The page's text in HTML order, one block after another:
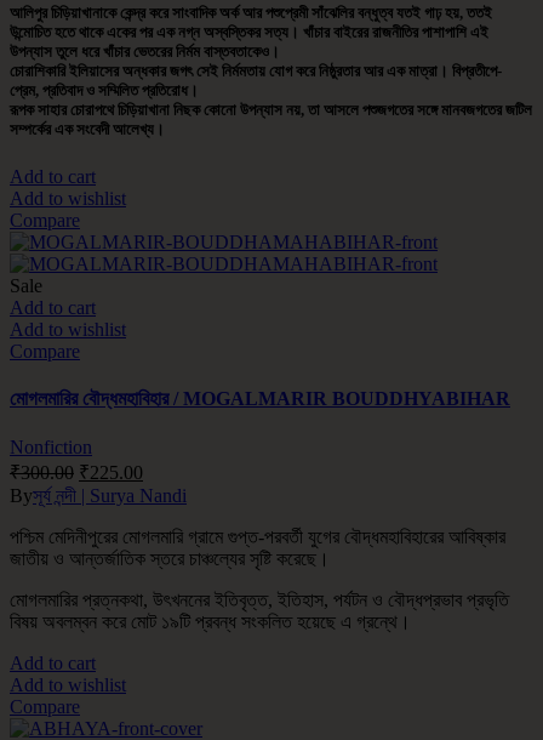
আলিপুর চিড়িয়াখানাকে কেন্দ্র করে সাংবাদিক অর্ক আর পশুপ্রেমী সাঁঝেলির বন্ধুত্ব যতই গাঢ় হয়, ততই
উন্মোচিত হতে থাকে একের পর এক নগ্ন অস্বস্তিকর সত্য। খাঁচার বাইরের রাজনীতির পাশাপাশি এই
উপন্যাস তুলে ধরে খাঁচার ভেতরের নির্মম বাস্তবতাকেও।
চোরাশিকারি ইলিয়াসের অন্ধকার জগৎ সেই নির্মমতায় যোগ করে নিষ্ঠুরতার আর এক মাত্রা। বিপ্রতীপে-
প্রেম, প্রতিবাদ ও সম্মিলিত প্রতিরোধ।
রূপক সাহার চোরাপথে চিড়িয়াখানা নিছক কোনো উপন্যাস নয়, তা আসলে পশুজগতের সঙ্গে মানবজগতের জটিল
সম্পর্কের এক সংবেদী আলেখ্য।
Add to cart
Add to wishlist
Compare
Sale
Add to cart
Add to wishlist
Compare
মোগলমারির বৌদ্ধমহাবিহার / MOGALMARIR BOUDDHYABIHAR
Nonfiction
₹300.00 ₹225.00
Byসূর্য নন্দী | Surya Nandi
পশ্চিম মেদিনীপুরের মোগলমারি গ্রামে গুপ্ত-পরবর্তী যুগের বৌদ্ধমহাবিহারের আবিষ্কার
জাতীয় ও আন্তর্জাতিক স্তরে চাঞ্চল্যের সৃষ্টি করেছে।
মোগলমারির প্রত্নকথা, উৎখননের ইতিবৃত্ত, ইতিহাস, পর্যটন ও বৌদ্ধপ্রভাব প্রভৃতি
বিষয় অবলম্বন করে মোট ১৯টি প্রবন্ধ সংকলিত হয়েছে এ গ্রন্থে।
Add to cart
Add to wishlist
Compare